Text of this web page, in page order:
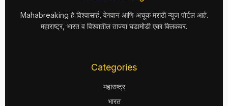
Mahabreaking हे विश्वासार्ह, वेगवान आणि अचूक मराठी न्यूज पोर्टल आहे.
महाराष्ट्र, भारत व विश्वातील ताज्या घडामोडी एका क्लिकवर.
Categories
महाराष्ट्र
भारत